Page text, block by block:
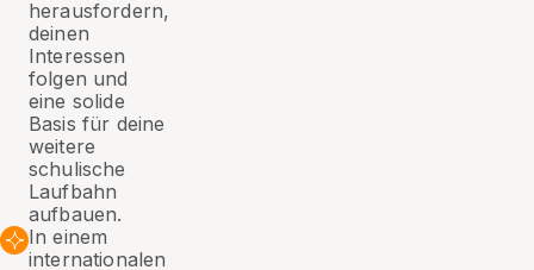
herausfordern,
deinen
Interessen
folgen und
eine solide
Basis für deine
weitere
schulische
Laufbahn
aufbauen.
In einem
internationalen